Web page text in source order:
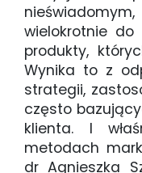
wielokrotnie
produkty,
Wynika to z
strategii,
często
klienta. I
metodach
dr Agnieszka